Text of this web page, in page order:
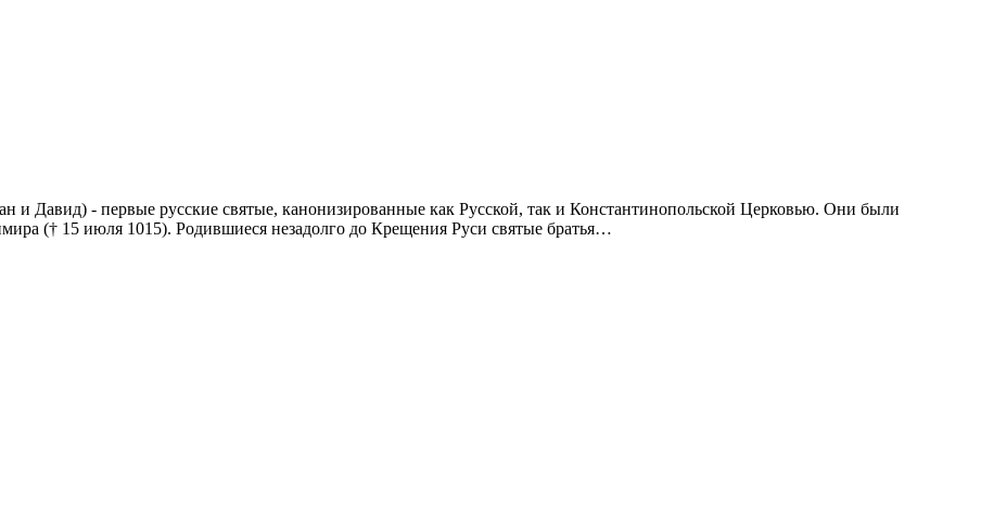
и Давид) - первые русские святые, канонизированные как Русской, так и Константинопольской Церковью. Они были
(† 15 июля 1015). Родившиеся незадолго до Крещения Руси святые братья…